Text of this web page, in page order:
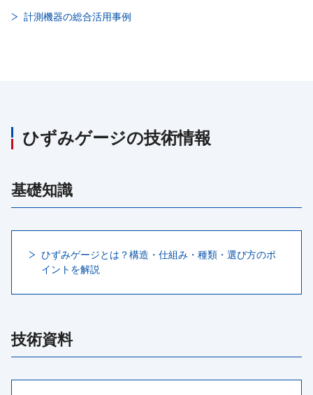
計測機器の総合活用事例
ひずみゲージの技術情報
基礎知識
ひずみゲージとは？構造・仕組み・種類・選び方のポ
イントを解説
技術資料